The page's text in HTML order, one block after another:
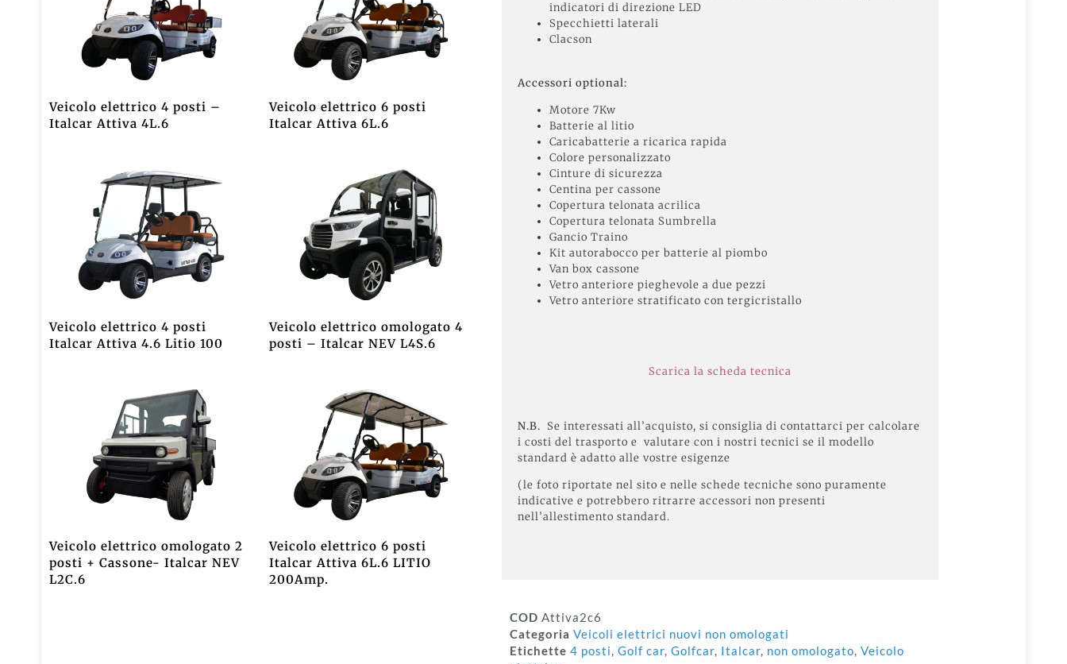
Veicolo elettrico 4 posti –
Italcar Attiva 4L.6
Veicolo elettrico 6 posti
Italcar Attiva 6L.6
Veicolo elettrico 4 posti
Italcar Attiva 4.6 Litio 100
Veicolo elettrico omologato 4
posti – Italcar NEV L4S.6
Veicolo elettrico omologato 2
posti + Cassone- Italcar NEV
L2C.6
Veicolo elettrico 6 posti
Italcar Attiva 6L.6 LITIO
200Amp.
indicatori di direzione LED
Specchietti laterali
Clacson
Accessori optional:
Motore 7Kw
Batterie al litio
Caricabatterie a ricarica rapida
Colore personalizzato
Cinture di sicurezza
Centina per cassone
Copertura telonata acrilica
Copertura telonata Sumbrella
Gancio Traino
Kit autorabocco per batterie al piombo
Van box cassone
Vetro anteriore pieghevole a due pezzi
Vetro anteriore stratificato con tergicristallo
Scarica la scheda tecnica
N.B. Se interessati all’acquisto, si consiglia di contattarci per calcolare
i costi del trasporto e valutare con i nostri tecnici se il modello
standard è adatto alle vostre esigenze
(le foto riportate nel sito e nelle schede tecniche sono puramente
indicative e potrebbero ritrarre accessori non presenti
nell’allestimento standard.
COD Attiva2c6
Categoria Veicoli elettrici nuovi non omologati
Etichette 4 posti, Golf car, Golfcar, Italcar, non omologato, Veicolo